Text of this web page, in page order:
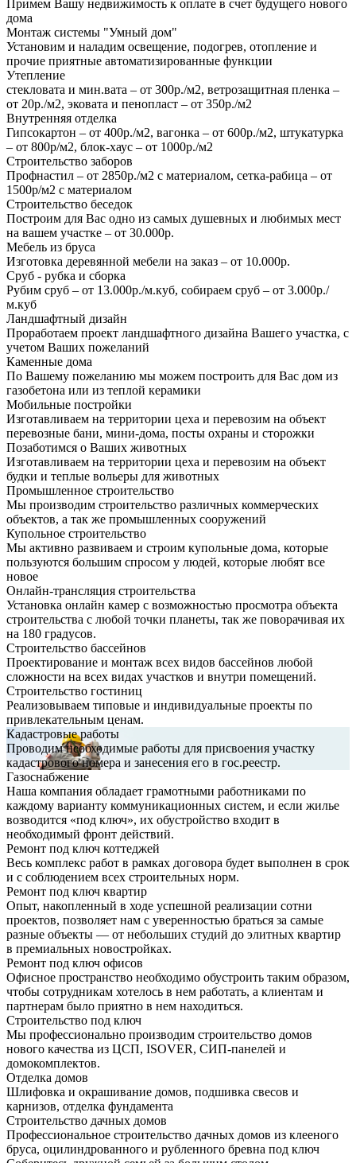
Примем Вашу недвижимость к оплате в счет будущего нового
дома
Монтаж системы "Умный дом"
Установим и наладим освещение, подогрев, отопление и
прочие приятные автоматизированные функции
Утепление
стекловата и мин.вата – от 300р./м2, ветрозащитная пленка –
от 20р./м2, эковата и пенопласт – от 350р./м2
Внутренняя отделка
Гипсокартон – от 400р./м2, вагонка – от 600р./м2, штукатурка
– от 800р/м2, блок-хаус – от 1000р./м2
Строительство заборов
Профнастил – от 2850р./м2 с материалом, сетка-рабица – от
1500р/м2 с материалом
Строительство беседок
Построим для Вас одно из самых душевных и любимых мест
на вашем участке – от 30.000р.
Мебель из бруса
Изготовка деревянной мебели на заказ – от 10.000р.
Сруб - рубка и сборка
Рубим сруб – от 13.000р./м.куб, собираем сруб – от 3.000р./
м.куб
Ландшафтный дизайн
Проработаем проект ландшафтного дизайна Вашего участка, с
учетом Ваших пожеланий
Каменные дома
По Вашему пожеланию мы можем построить для Вас дом из
газобетона или из теплой керамики
Мобильные постройки
Изготавливаем на территории цеха и перевозим на объект
перевозные бани, мини-дома, посты охраны и сторожки
Позаботимся о Ваших животных
Изготавливаем на территории цеха и перевозим на объект
будки и теплые вольеры для животных
Промышленное строительство
Мы производим строительство различных коммерческих
объектов, а так же промышленных сооружений
Купольное строительство
Мы активно развиваем и строим купольные дома, которые
пользуются большим спросом у людей, которые любят все
новое
Онлайн-трансляция строительства
Установка онлайн камер с возможностью просмотра объекта
строительства с любой точки планеты, так же поворачивая их
на 180 градусов.
Строительство бассейнов
Проектирование и монтаж всех видов бассейнов любой
сложности на всех видах участков и внутри помещений.
Строительство гостиниц
Реализовываем типовые и индивидуальные проекты по
привлекательным ценам.
Кадастровые работы
Проводим необходимые работы для присвоения участку
кадастрового номера и занесения его в гос.реестр.
Газоснабжение
Наша компания обладает грамотными работниками по
каждому варианту коммуникационных систем, и если жилье
возводится «под ключ», их обустройство входит в
необходимый фронт действий.
Ремонт под ключ коттеджей
Весь комплекс работ в рамках договора будет выполнен в срок
и с соблюдением всех строительных норм.
Ремонт под ключ квартир
Опыт, накопленный в ходе успешной реализации сотни
проектов, позволяет нам с уверенностью браться за самые
разные объекты — от небольших студий до элитных квартир
в премиальных новостройках.
Ремонт под ключ офисов
Офисное пространство необходимо обустроить таким образом,
чтобы сотрудникам хотелось в нем работать, а клиентам и
партнерам было приятно в нем находиться.
Строительство под ключ
Мы профессионально производим строительство домов
нового качества из ЦСП, ISOVER, СИП-панелей и
домокомплектов.
Отделка домов
Шлифовка и окрашивание домов, подшивка свесов и
карнизов, отделка фундамента
Строительство дачных домов
Профессиональное строительство дачных домов из клееного
бруса, оцилиндрованного и рубленного бревна под ключ